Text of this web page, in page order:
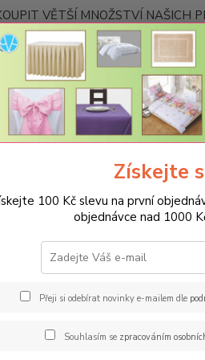
VĚTŠÍ MNOŽSTVÍ NAŠICH
Kontakty
PRACOVNÍ FLANELOVÉ KOŠILE
košile
Získejte
100 Kč slevu na první
objednávce nad 1000
Přeji si odebírat novinky e-mailem dle
Souhlasím se zpracováním